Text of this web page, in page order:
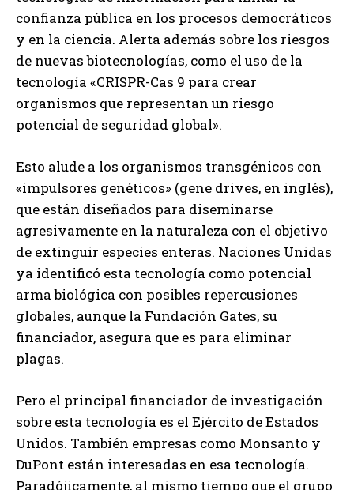
confianza pública en los procesos democráticos
y en la ciencia. Alerta además sobre los riesgos
de nuevas biotecnologías, como el uso de la
tecnología «CRISPR-Cas 9 para crear
organismos que representan un riesgo
potencial de seguridad global».
Esto alude a los organismos transgénicos con
«impulsores genéticos» (gene drives, en inglés),
que están diseñados para diseminarse
agresivamente en la naturaleza con el objetivo
de extinguir especies enteras. Naciones Unidas
ya identificó esta tecnología como potencial
arma biológica con posibles repercusiones
globales, aunque la Fundación Gates, su
financiador, asegura que es para eliminar
plagas.
Pero el principal financiador de investigación
sobre esta tecnología es el Ejército de Estados
Unidos. También empresas como Monsanto y
DuPont están interesadas en esa tecnología.
Paradójicamente, al mismo tiempo que el grupo